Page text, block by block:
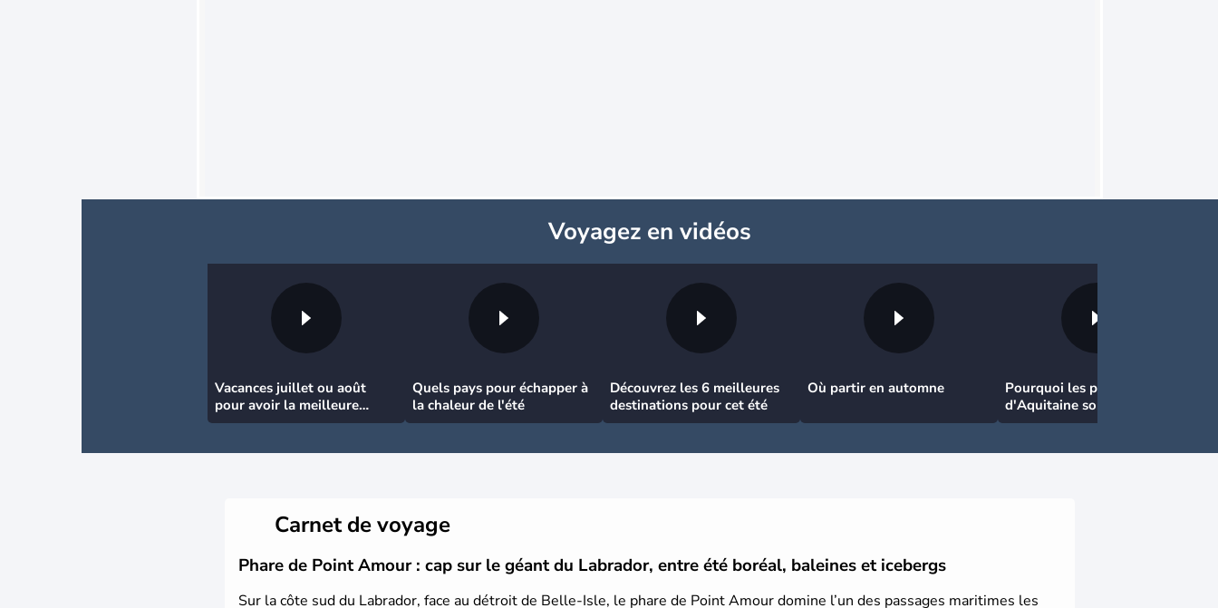
Voyagez en vidéos
Vacances juillet ou août
pour avoir la meilleure
météo
Quels pays pour échapper à
la chaleur de l'été
Découvrez les 6 meilleures
destinations pour cet été
Où partir en automne
Pourquoi les plages
d'Aquitaine sont les
meilleures pour surfer
Carnet de voyage
Phare de Point Amour : cap sur le géant du Labrador, entre été boréal, baleines et icebergs
Sur la côte sud du Labrador, face au détroit de Belle-Isle, le phare de Point Amour domine l’un des passages maritimes les